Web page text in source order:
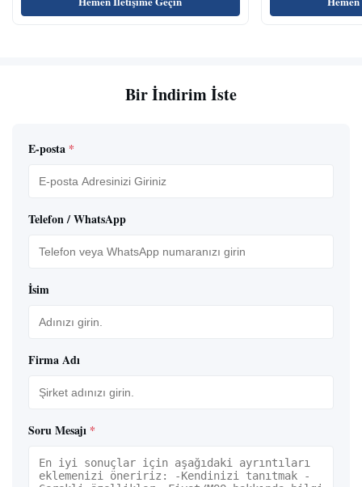
Bir İndirim İste
E-posta *
Telefon / WhatsApp
İsim
Firma Adı
Soru Mesajı *